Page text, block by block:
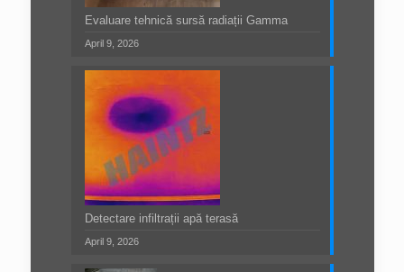
Evaluare tehnică sursă radiații Gamma
April 9, 2026
Detectare infiltrații apă terasă
April 9, 2026